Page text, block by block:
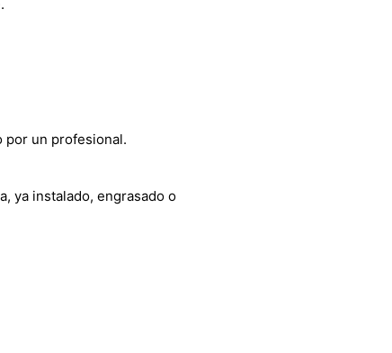
por un profesional.
ya instalado, engrasado o